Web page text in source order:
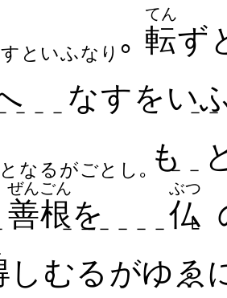
といふなり ｡ 転
てん
ず​
－－－ なす​を​い－
なるがごとし｡ も－－
善根
ぜんごん
を
－－－－－－ 仏
ぶつ
└
しむる​がゆゑ